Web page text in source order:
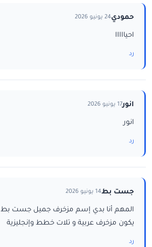
حمودي24 يونيو 2026
احيااااا
رد
انور17 يونيو 2026
انور
رد
جست بط14 يونيو 2026
المهم أنا بدي إسم مزخرف جميل جست بط
يكون مزخرف عربية و تلات خطط وإنجليزية
رد